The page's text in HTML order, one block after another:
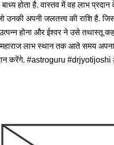
बाध्य होता है. वास्तव में वह लाभ
उनकी अपनी जलतत्त्व की राशि है.
होना और ईश्वर ने उसे तथास्तू
लाभ स्थान तक आते समय
करेंगे. #astroguru